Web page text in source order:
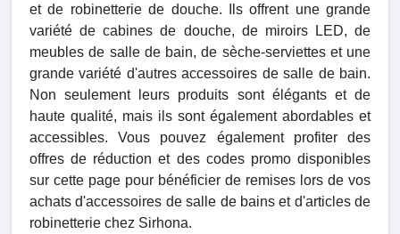
et de robinetterie de douche. Ils offrent une grande
variété de cabines de douche, de miroirs LED, de
meubles de salle de bain, de sèche-serviettes et une
grande variété d'autres accessoires de salle de bain.
Non seulement leurs produits sont élégants et de
haute qualité, mais ils sont également abordables et
accessibles. Vous pouvez également profiter des
offres de réduction et des codes promo disponibles
sur cette page pour bénéficier de remises lors de vos
achats d'accessoires de salle de bains et d'articles de
robinetterie chez Sirhona.